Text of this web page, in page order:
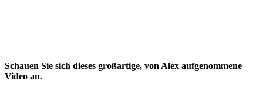
Schauen Sie sich dieses großartige, von Alex aufgenommene
Video an.